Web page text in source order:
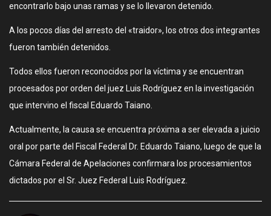
encontrarlo bajo unas ramas y se lo llevaron detenido.
A los pocos días del arresto del «traidor», los otros dos integrantes
fueron también detenidos.
Todos ellos fueron reconocidos por la víctima y se encuentran
procesados por orden del juez Luis Rodríguez en la investigación
que intervino el fiscal Eduardo Taiano.
Actualmente, la causa se encuentra próxima a ser elevada a juicio
oral por parte del Fiscal Federal Dr. Eduardo Taiano, luego de que la
Cámara Federal de Apelaciones confirmara los procesamientos
dictados por el Sr. Juez Federal Luis Rodríguez.